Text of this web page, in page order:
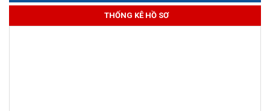
THỐNG KÊ HỒ SƠ